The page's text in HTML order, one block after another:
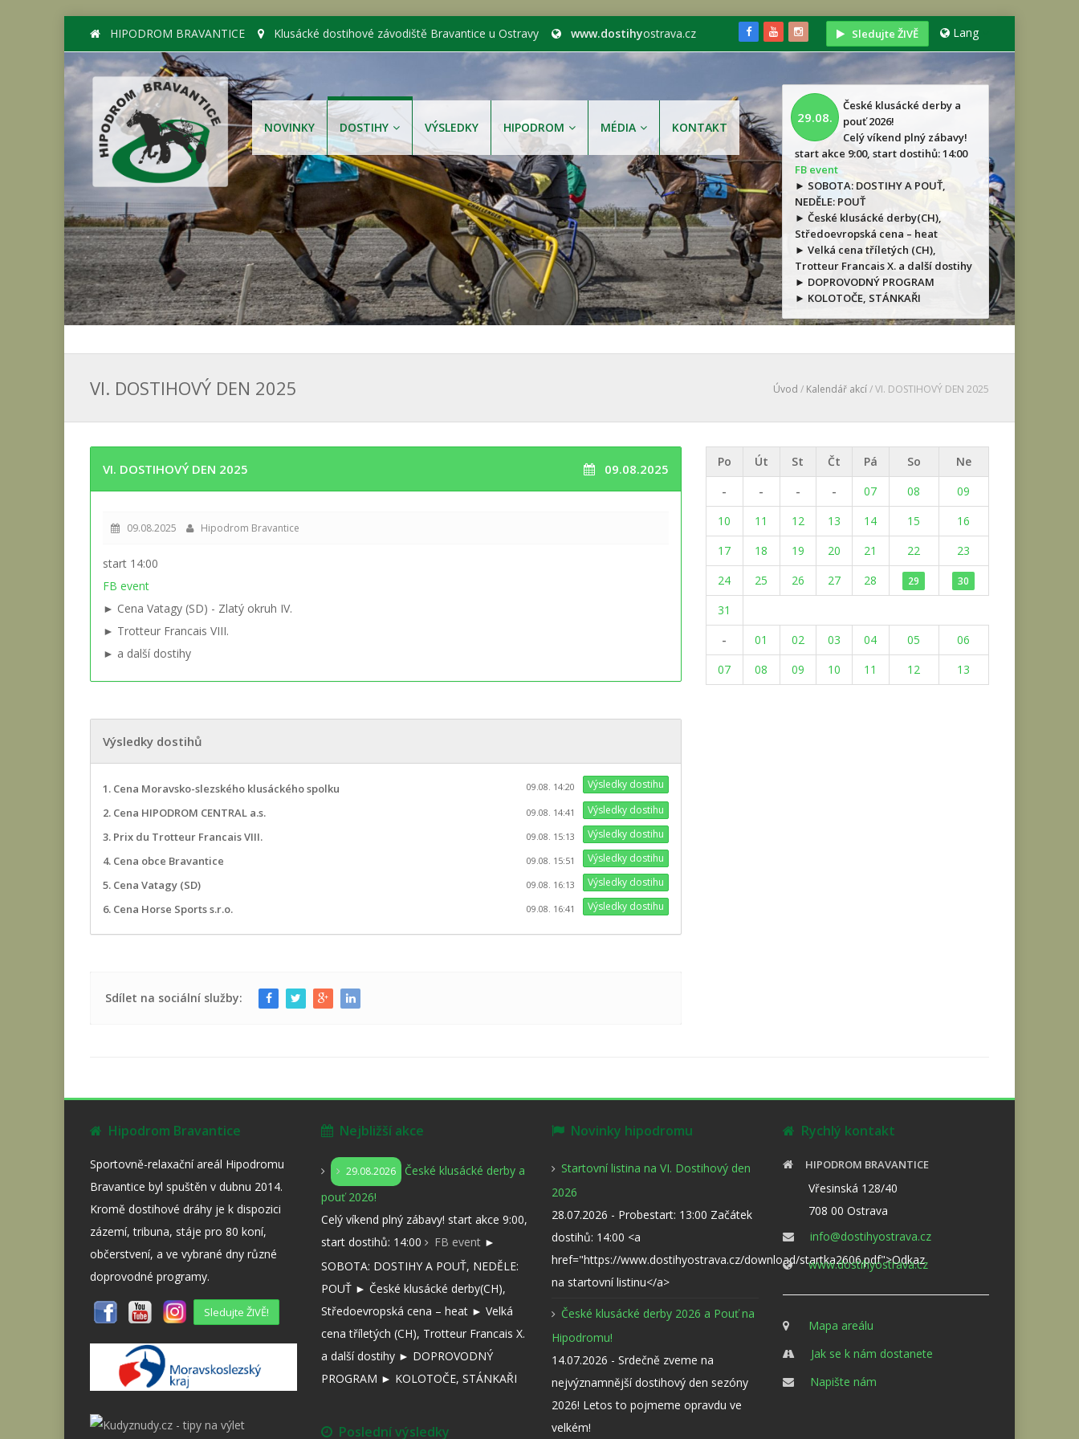
HIPODROM BRAVANTICE Klusácké dostihové závodiště Bravantice u Ostravy www.dostihyostrava.cz Sledujte ŽIVĚ Lang
NOVINKY DOSTIHY VÝSLEDKY HIPODROM MÉDIA KONTAKT
29.08.
České klusácké derby a
pouť 2026!
Celý víkend plný zábavy!
start akce 9:00, start dostihů: 14:00
FB event
► SOBOTA: DOSTIHY A POUŤ,
NEDĚLE: POUŤ
► České klusácké derby(CH),
Středoevropská cena – heat
► Velká cena tříletých (CH),
Trotteur Francais X. a další dostihy
► DOPROVODNÝ PROGRAM
► KOLOTOČE, STÁNKAŘI
VI. DOSTIHOVÝ DEN 2025 Úvod / Kalendář akcí/ VI. DOSTIHOVÝ DEN 2025
VI. DOSTIHOVÝ DEN 2025 09.08.2025
09.08.2025 Hipodrom Bravantice
start 14:00
FB event
► Cena Vatagy (SD) - Zlatý okruh IV.
► Trotteur Francais VIII.
► a další dostihy
Výsledky dostihů
Výsledky dostihu
09.08. 14:20
1. Cena Moravsko-slezského klusáckého spolku
Výsledky dostihu
09.08. 14:41
2. Cena HIPODROM CENTRAL a.s.
Výsledky dostihu
09.08. 15:13
3. Prix du Trotteur Francais VIII.
Výsledky dostihu
09.08. 15:51
4. Cena obce Bravantice
Výsledky dostihu
09.08. 16:13
5. Cena Vatagy (SD)
Výsledky dostihu
09.08. 16:41
6. Cena Horse Sports s.r.o.
Sdílet na sociální služby:
Po Út St Čt Pá So
Ne
-
- - - 07 08
09
10
11 12 13 14 15
16
17
18 19 20 21 22
23
24
25 26 27 28 29 30
31
-
01 02 03 04 05
06
07
08 09 10 11 12 13
Hipodrom Bravantice
Sportovně-relaxační areál Hipodromu
Bravantice byl spuštěn v dubnu 2014.
Kromě dostihové dráhy je k dispozici
zázemí, tribuna, stáje pro 80 koní,
občerstvení, a ve vybrané dny různé
doprovodné programy.
Sledujte ŽIVĚ!
Nejbližší akce
29.08.2026
České klusácké derby a
pouť 2026!
Celý víkend plný zábavy! start akce 9:00,
start dostihů: 14:00
FB event►
SOBOTA: DOSTIHY A POUŤ, NEDĚLE:
POUŤ ► České klusácké derby(CH),
Středoevropská cena – heat ► Velká
cena tříletých (CH), Trotteur Francais X.
a další dostihy ► DOPROVODNÝ
PROGRAM ► KOLOTOČE, STÁNKAŘI
Poslední výsledky
Novinky hipodromu
Startovní listina na VI. Dostihový den
2026
28.07.2026 - Probestart: 13:00 Začátek
dostihů: 14:00 <a
href="https://www.dostihyostrava.cz/download/startka2606.pdf">Odkaz
na startovní listinu</a>
České klusácké derby 2026 a Pouť na
Hipodromu!
14.07.2026 - Srdečně zveme na
nejvýznamnější dostihový den sezóny
2026! Letos to pojmeme opravdu ve
velkém!
Rychlý kontakt
HIPODROM BRAVANTICE
Vřesinská 128/40
708 00 Ostrava
info@dostihyostrava.cz
www.dostihyostrava.cz
Mapa areálu
Jak se k nám dostanete
Napište nám